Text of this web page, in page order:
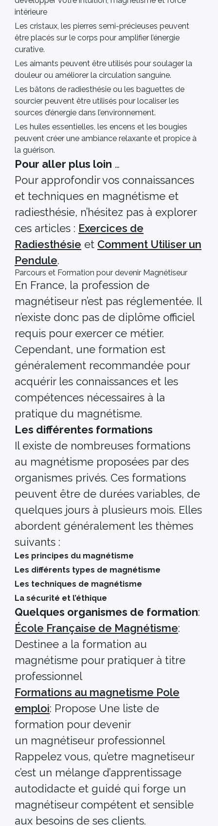
intérieure
Les cristaux, les pierres semi-précieuses peuvent
être placés sur le corps pour amplifier l’énergie
curative.
Les aimants peuvent être utilisés pour soulager la
douleur ou améliorer la circulation sanguine.
Les bâtons de radiesthésie ou les baguettes de
sourcier peuvent être utilisés pour localiser les
sources d’énergie dans l’environnement.
Les huiles essentielles, les encens et les bougies
peuvent créer une ambiance relaxante et propice à
la guérison.
Pour aller plus loin …
Pour approfondir vos connaissances
et techniques en magnétisme et
radiesthésie, n’hésitez pas à explorer
ces articles : Exercices de
Radiesthésie et Comment Utiliser un
Pendule.
Parcours et Formation pour devenir Magnétiseur
En France, la profession de
magnétiseur n’est pas réglementée. Il
n’existe donc pas de diplôme officiel
requis pour exercer ce métier.
Cependant, une formation est
généralement recommandée pour
acquérir les connaissances et les
compétences nécessaires à la
pratique du magnétisme.
Les différentes formations
Il existe de nombreuses formations
au magnétisme proposées par des
organismes privés. Ces formations
peuvent être de durées variables, de
quelques jours à plusieurs mois. Elles
abordent généralement les thèmes
suivants :
Les principes du magnétisme
Les différents types de magnétisme
Les techniques de magnétisme
La sécurité et l’éthique
Quelques organismes de formation:
École Française de Magnétisme:
Destinee a la formation au
magnétisme pour pratiquer à titre
professionnel
Formations au magnetisme Pole
emploi: Propose Une liste de
formation pour devenir
un magnétiseur professionnel
Rappelez vous, qu’etre magnetiseur
c’est un mélange d’apprentissage
autodidacte et guidé qui forge un
magnétiseur compétent et sensible
aux besoins de ses clients.